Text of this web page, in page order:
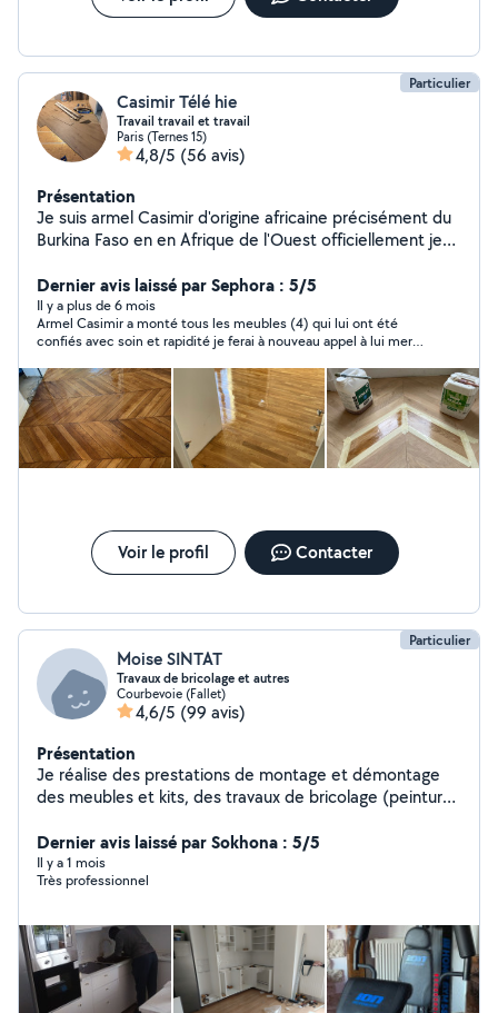
Je réalise un travail soigné, durable et adapté à vos
N'hesitez pas à me contacter pour discuter de votre
Particulier
Casimir Télé hie
Travail travail et travail
Paris (Ternes 15)
4,8/5 (56 avis)
Présentation
Je suis armel Casimir d'origine africaine précisément du
Burkina Faso en en Afrique de l'Ouest officiellement je
Samsig je pose les anciens parquet massif je ponce l'es
parquet j'ai déjà tous mes outils de travail n'hésitez à me
contacter
Dernier avis laissé par Sephora : 5/5
Il y a plus de 6 mois
Armel Casimir a monté tous les meubles (4) qui lui ont été
confiés avec soin et rapidité je ferai à nouveau appel à lui merci
Voir le profil Contacter
Particulier
Moise SINTAT
Travaux de bricolage et autres
Courbevoie (Fallet)
4,6/5 (99 avis)
Présentation
Je réalise des prestations de montage et démontage
des meubles et kits, des travaux de bricolage (peinture,
Dernier avis laissé par Sokhona : 5/5
Il y a 1 mois
Très professionnel